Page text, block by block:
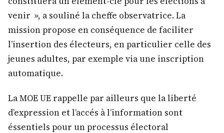
venir », a souliné la cheffe observatrice. La
mission propose en conséquence de faciliter
l’insertion des électeurs, en particulier celle des
jeunes adultes, par exemple via une inscription
automatique.
La MOE UE rappelle par ailleurs que la liberté
d’expression et l’accés à l’information sont
éssentiels pour un processus électoral